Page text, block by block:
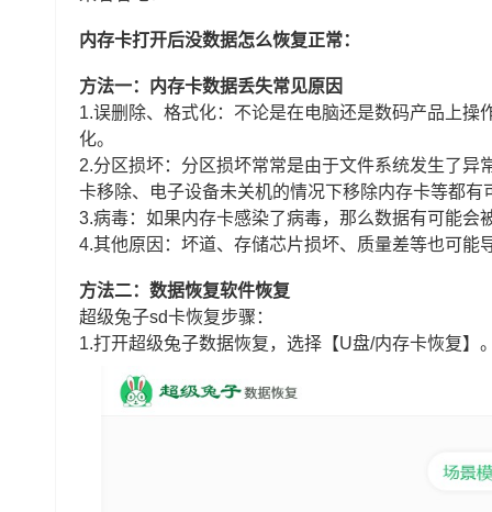
内存卡打开后没数据怎么恢复正常：
方法一：内存卡数据丢失常见原因
1.误删除、格式化：不论是在电脑还是数码产品上
化。
2.分区损坏：分区损坏常常是由于文件系统发生了
卡移除、电子设备未关机的情况下移除内存卡等都
3.病毒：如果内存卡感染了病毒，那么数据有可能
4.其他原因：坏道、存储芯片损坏、质量差等也可能
方法二：数据恢复软件恢复
超级兔子sd卡恢复步骤：
1.打开超级兔子数据恢复，选择【U盘/内存卡恢复】